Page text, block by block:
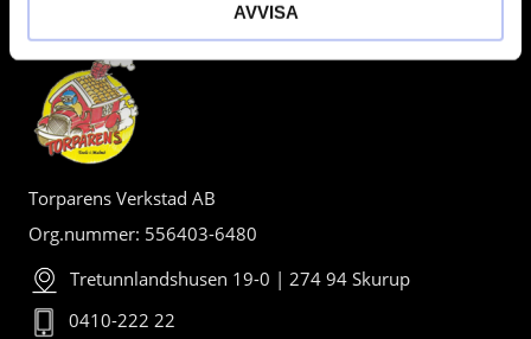
AVVISA
Torparens Verkstad AB
Org.nummer: 556403-6480
Tretunnlandshusen 19-0 | 274 94 Skurup
0410-222 22